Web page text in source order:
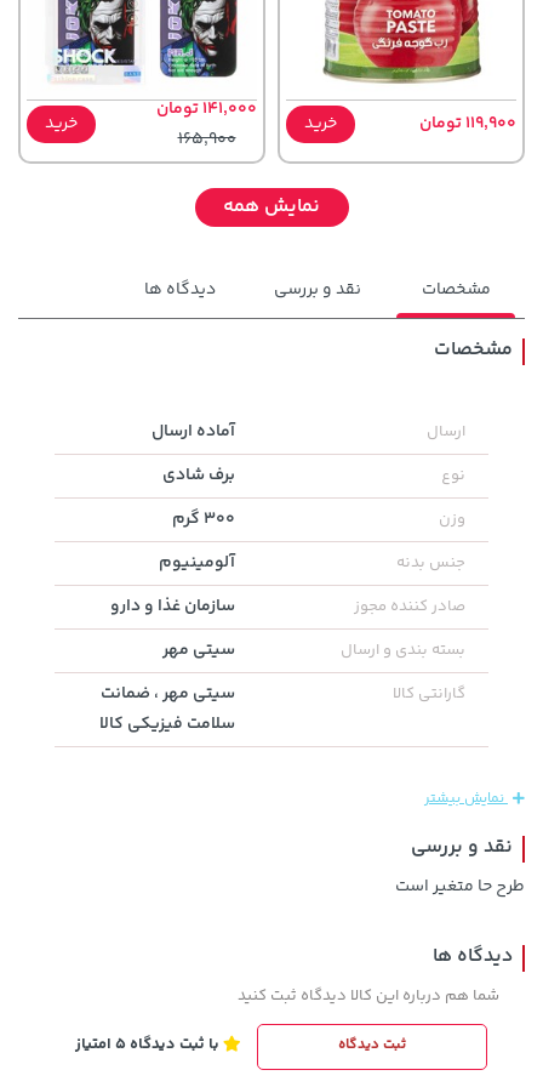
119,900 تومان خرید
141,000 تومان
165,900
خرید
40,580,000 تومان 104,880,000 تومان
44,780,000 تومان خرید 2,729,000 تومان خرید
145,000 تومان خرید
نمایش همه
مشخصات نقد و بررسی دیدگاه ها
مشخصات
ارسال آماده ارسال
نوع برف شادی
وزن 300 گرم
جنس بدنه آلومینیوم
صادر کننده مجوز سازمان غذا و دارو
بسته بندی و ارسال سیتی مهر
گارانتی کالا
سیتی مهر ، ضمانت
سلامت فیزیکی کالا
نمایش بیشتر
نقد و بررسی
طرح حا متغیر است
دیدگاه ها
شما هم درباره این کالا دیدگاه ثبت کنید
ثبت دیدگاه با ثبت دیدگاه 5 امتیاز